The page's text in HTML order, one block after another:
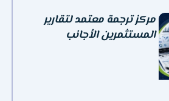
مركز ترجمة معتمد لتقارير
المستثمرين الأجانب